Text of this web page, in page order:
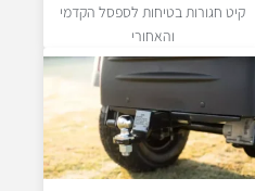
קיט חגורות בטיחות לספסל הקדמי
והאחורי